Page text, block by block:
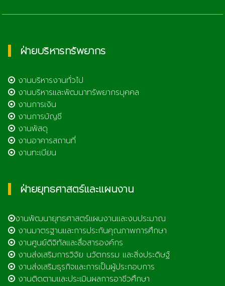
ฝ่ายบริหารทรัพยากร
งานบริหารงานทั่วไป
งานบริหารและพัฒนาทรัพยากรบุคคล
งานการเงิน
งานการบัญชี
งานพัสดุ
งานอาคารสถานที่
งานทะเบียน
ฝ่ายยุทธศาสตร์และแผนงาน
งานพัฒนายุทธศาสตร์แผนงานและงบประมาณ
งานมาตรฐานและการประกันคุณภาพการศึกษา
งานศูนย์ดิจิทัลและสื่อสารองค์กร
งานส่งเสริมการวิจัย นวัตกรรม และสิ่งประดิษฐ์
งานส่งเสริมธุรกิจและการเป็นผู้ประกอบการ
งานติดตามและประเมินผลการอาชีวศึกษา